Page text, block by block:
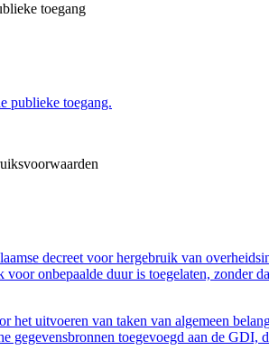
toegang
publieke toegang.
decreet voor hergebruik van
voor onbepaalde duur is toegelaten, zonder
het uitvoeren van taken van algemeen
gegevensbronnen toegevoegd aan de